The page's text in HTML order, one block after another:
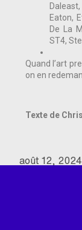
Eaton,
De La
ST4,
Quand l’art
on en
Texte de
août 12, 2024